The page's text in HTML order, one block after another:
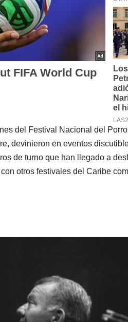
del Festival Nacional del
devinieron en eventos
de turno que han llegado a
otros festivales del Caribe